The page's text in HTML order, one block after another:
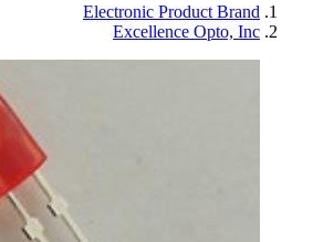
Electronic Product Brand
Excellence Opto, Inc